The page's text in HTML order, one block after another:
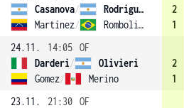
Casanova/
Rodriguez Taverna
Martinez/ Romboli (2)
2
1
24.11.
14:05 OF
Darderi/
Olivieri
Gomez/ Merino
2
1
23.11.
21:30 OF